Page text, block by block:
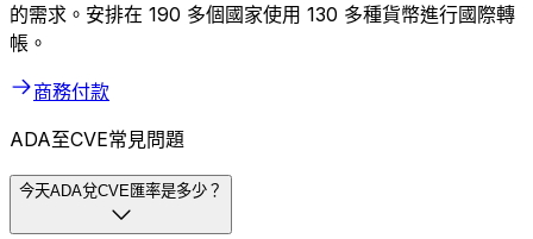
的需求。安排在 190 多個國家使用 130 多種貨幣進行國際轉
帳。
商務付款
ADA至CVE常見問題
今天ADA兌CVE匯率是多少？